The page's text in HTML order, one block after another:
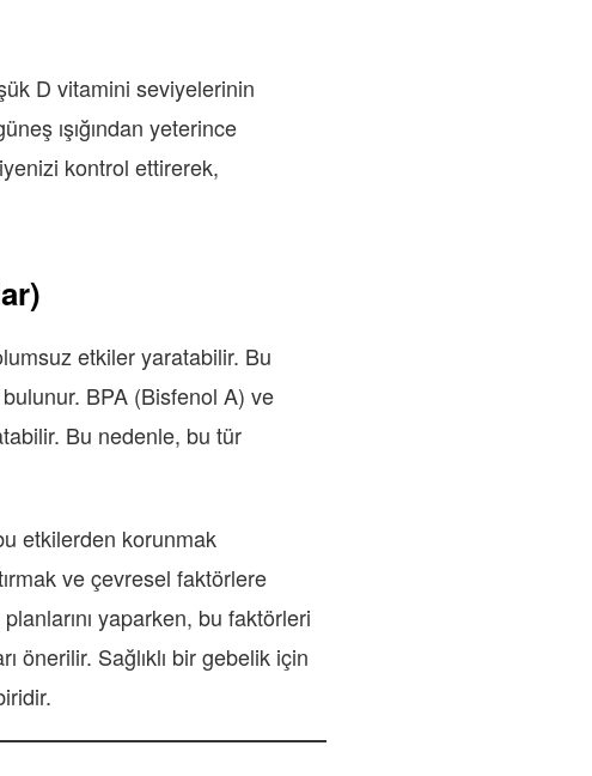
D vitamini seviyelerinin
ışığından yeterince
kontrol ettirerek,
etkiler yaratabilir. Bu
BPA (Bisfenol A) ve
Bu nedenle, bu tür
etkilerden korunmak
ve çevresel faktörlere
yaparken, bu faktörleri
önerilir. Sağlıklı bir gebelik için